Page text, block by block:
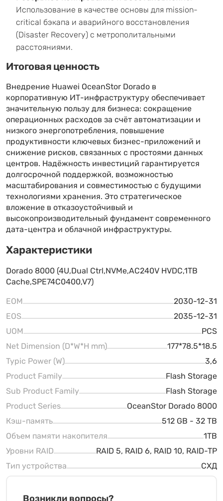
Использование в качестве основы для mission-
critical бэкапа и аварийного восстановления
(Disaster Recovery) с метрополитальными
расстояниями.
Итоговая ценность
Внедрение Huawei OceanStor Dorado в
корпоративную ИТ-инфраструктуру обеспечивает
значительную пользу для бизнеса: сокращение
операционных расходов за счёт автоматизации и
низкого энергопотребления, повышение
продуктивности ключевых бизнес-приложений и
снижение рисков, связанных с простоями данных
центров. Надёжность инвестиций гарантируется
долгосрочной поддержкой, возможностью
масштабирования и совместимостью с будущими
технологиями хранения. Это стратегическое
вложение в отказоустойчивый и
высокопроизводительный фундамент современного
дата-центра и облачной инфраструктуры.
Характеристики
Dorado 8000 (4U,Dual Ctrl,NVMe,AC240V HVDC,1TB
Cache,SPE74C0400,V7)
EOM
2030-12-31
EOS
2035-12-31
UOM
PCS
Net Dimension (D*W*H mm)
177*78.5*18.5
Typic Power (W)
3,6
Product Family
Flash Storage
Sub Product Family
Flash Storage
Product Series
OceanStor Dorado 8000
Кэш-память
512 GB - 32 TB
Объем памяти накопителя
1TB
Уровни RAID
RAID 5, RAID 6, RAID 10, RAID-TP
Тип устройства
СХД